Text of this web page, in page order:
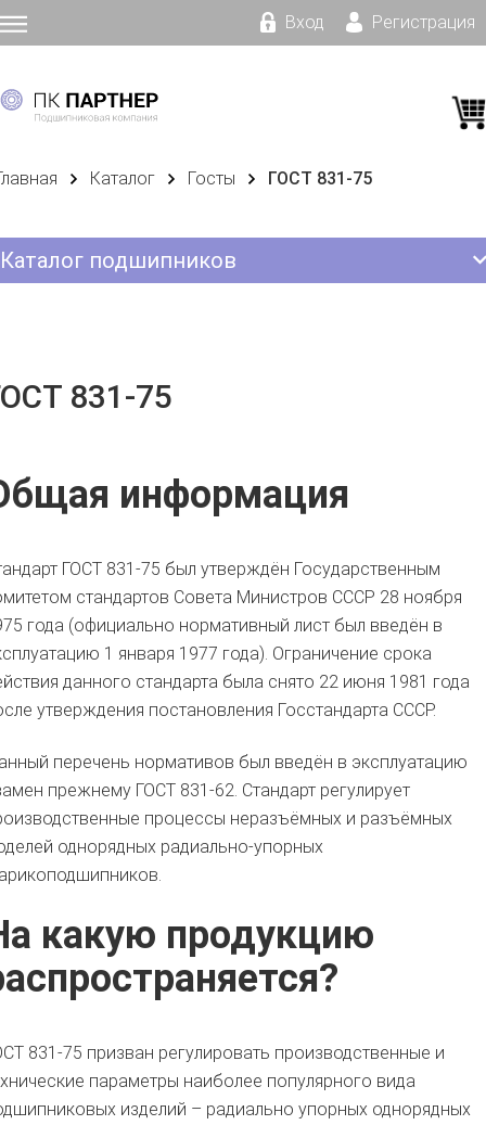
Вход Регистрация
Каталог Госты ГОСТ 831-75
Каталог подшипников
831-75
информация
ГОСТ 831-75 был утверждён Государственным
стандартов Совета Министров СССР 28 ноября
года (официально нормативный лист был введён в
1 января 1977 года). Ограничение срока
данного стандарта была снято 22 июня 1981 года
утверждения постановления Госстандарта СССР.
перечень нормативов был введён в эксплуатацию
прежнему ГОСТ 831-62. Стандарт регулирует
процессы неразъёмных и разъёмных
однорядных радиально-упорных
какую продукцию
831-75 призван регулировать производственные и
параметры наиболее популярного вида
изделий – радиально упорных однорядных